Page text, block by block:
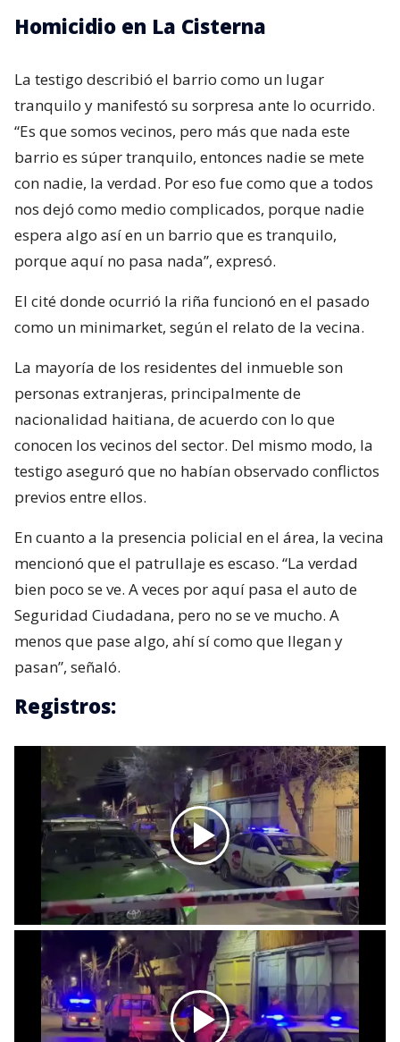
Homicidio en La Cisterna
La testigo describió el barrio como un lugar
tranquilo y manifestó su sorpresa ante lo ocurrido.
“Es que somos vecinos, pero más que nada este
barrio es súper tranquilo, entonces nadie se mete
con nadie, la verdad. Por eso fue como que a todos
nos dejó como medio complicados, porque nadie
espera algo así en un barrio que es tranquilo,
porque aquí no pasa nada”, expresó.
El cité donde ocurrió la riña funcionó en el pasado
como un minimarket, según el relato de la vecina.
La mayoría de los residentes del inmueble son
personas extranjeras, principalmente de
nacionalidad haitiana, de acuerdo con lo que
conocen los vecinos del sector. Del mismo modo, la
testigo aseguró que no habían observado conflictos
previos entre ellos.
En cuanto a la presencia policial en el área, la vecina
mencionó que el patrullaje es escaso. “La verdad
bien poco se ve. A veces por aquí pasa el auto de
Seguridad Ciudadana, pero no se ve mucho. A
menos que pase algo, ahí sí como que llegan y
pasan”, señaló.
Registros: